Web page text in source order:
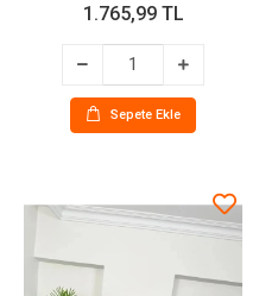
1.765,99 TL
Sepete Ekle